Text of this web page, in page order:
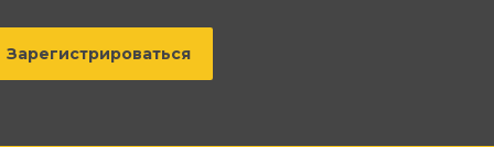
Зарегистрироваться